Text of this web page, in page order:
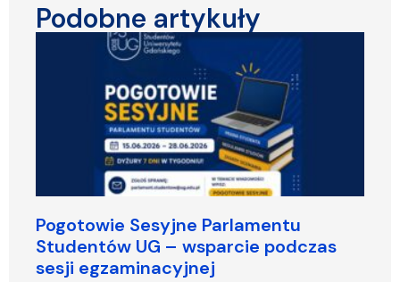
Podobne artykuły
Pogotowie Sesyjne Parlamentu
Studentów UG – wsparcie podczas
sesji egzaminacyjnej